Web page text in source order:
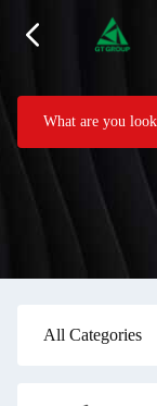
All Categories